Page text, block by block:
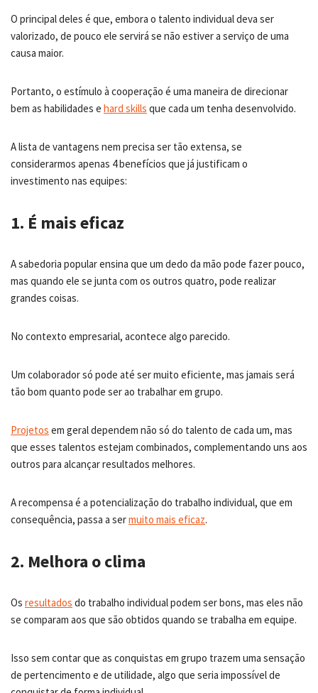
O principal deles é que, embora o talento individual deva ser
valorizado, de pouco ele servirá se não estiver a serviço de uma
causa maior.
Portanto, o estímulo à cooperação é uma maneira de direcionar
bem as habilidades e hard skills que cada um tenha desenvolvido.
A lista de vantagens nem precisa ser tão extensa, se
considerarmos apenas 4 benefícios que já justificam o
investimento nas equipes:
1. É mais eficaz
A sabedoria popular ensina que um dedo da mão pode fazer pouco,
mas quando ele se junta com os outros quatro, pode realizar
grandes coisas.
No contexto empresarial, acontece algo parecido.
Um colaborador só pode até ser muito eficiente, mas jamais será
tão bom quanto pode ser ao trabalhar em grupo.
Projetos em geral dependem não só do talento de cada um, mas
que esses talentos estejam combinados, complementando uns aos
outros para alcançar resultados melhores.
A recompensa é a potencialização do trabalho individual, que em
consequência, passa a sermuito mais eficaz.
2. Melhora o clima
Os resultados do trabalho individual podem ser bons, mas eles não
se comparam aos que são obtidos quando se trabalha em equipe.
Isso sem contar que as conquistas em grupo trazem uma sensação
de pertencimento e de utilidade, algo que seria impossível de